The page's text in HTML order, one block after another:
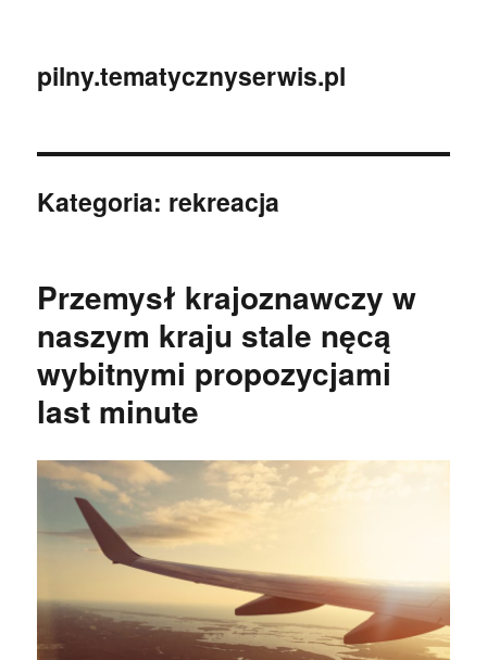
pilny.tematycznyserwis.pl
Kategoria: rekreacja
Przemysł krajoznawczy w
naszym kraju stale nęcą
wybitnymi propozycjami
last minute